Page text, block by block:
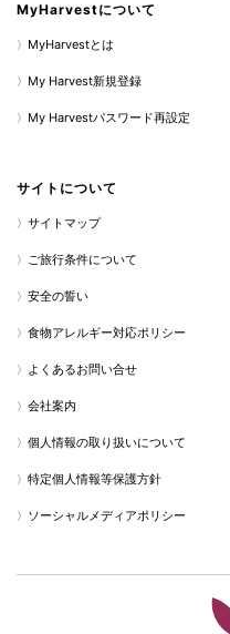
MyHarvestについて
MyHarvestとは
My Harvest新規登録
My Harvestパスワード再設定
サイトについて
サイトマップ
ご旅行条件について
安全の誓い
食物アレルギー対応ポリシー
よくあるお問い合せ
会社案内
個人情報の取り扱いについて
特定個人情報等保護方針
ソーシャルメディアポリシー